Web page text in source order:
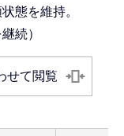
態を維持。
続）
せて閲覧